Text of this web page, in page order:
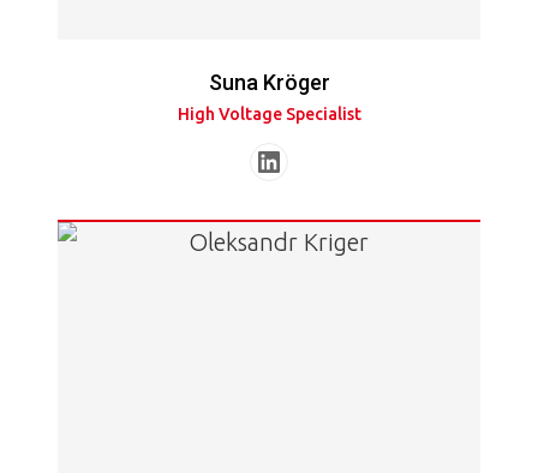
Suna Kröger
High Voltage Specialist